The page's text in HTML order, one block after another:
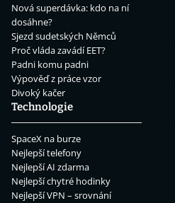
Nová superdávka: kdo na ní
dosáhne?
Sjezd sudetských Němců
Proč vláda zavádí EET?
Padni komu padni
Výpověď z práce vzor
Divoký kačer
Technologie
SpaceX na burze
Nejlepší telefony
Nejlepší AI zdarma
Nejlepší chytré hodinky
Nejlepší VPN – srovnání